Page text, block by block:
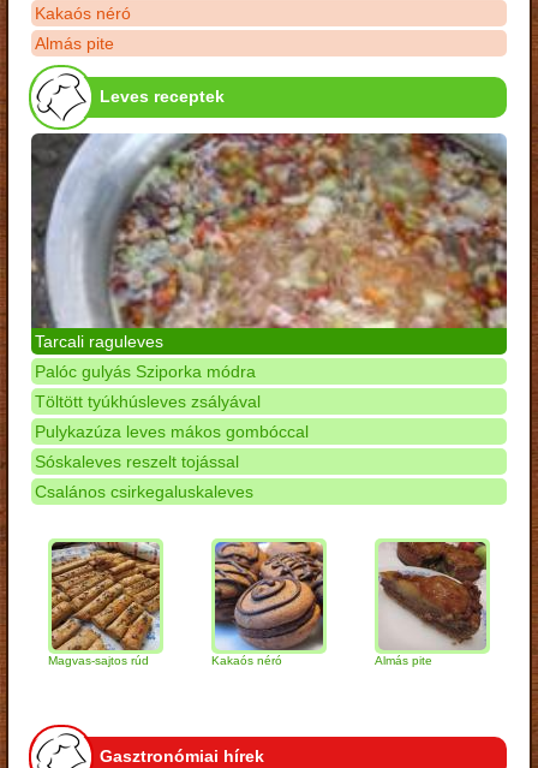
Kakaós néró
Almás pite
Leves receptek
Tarcali raguleves
Palóc gulyás Sziporka módra
Töltött tyúkhúsleves zsályával
Pulykazúza leves mákos gombóccal
Sóskaleves reszelt tojással
Csalános csirkegaluskaleves
Magvas-sajtos rúd Kakaós néró Almás pite
Gasztronómiai hírek